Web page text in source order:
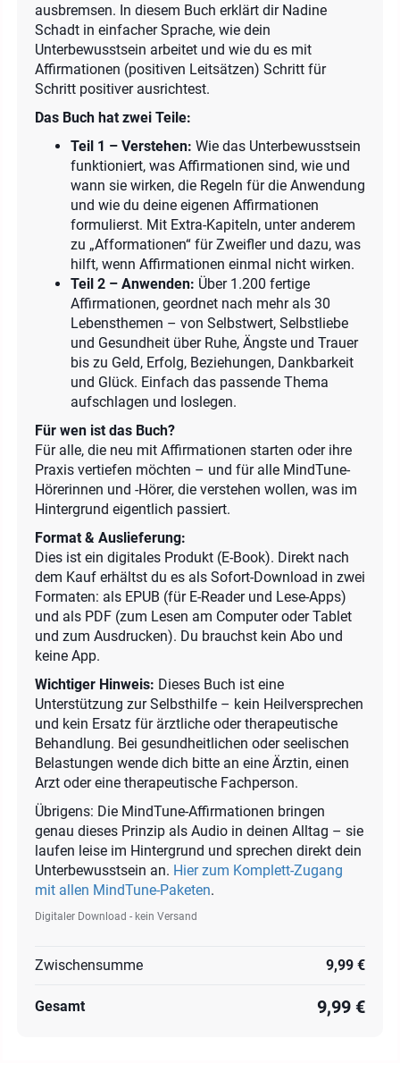
ausbremsen. In diesem Buch erklärt dir Nadine
Schadt in einfacher Sprache, wie dein
Unterbewusstsein arbeitet und wie du es mit
Affirmationen (positiven Leitsätzen) Schritt für
Schritt positiver ausrichtest.
Das Buch hat zwei Teile:
Teil 1 – Verstehen: Wie das Unterbewusstsein
funktioniert, was Affirmationen sind, wie und
wann sie wirken, die Regeln für die Anwendung
und wie du deine eigenen Affirmationen
formulierst. Mit Extra-Kapiteln, unter anderem
zu „Afformationen“ für Zweifler und dazu, was
hilft, wenn Affirmationen einmal nicht wirken.
Teil 2 – Anwenden: Über 1.200 fertige
Affirmationen, geordnet nach mehr als 30
Lebensthemen – von Selbstwert, Selbstliebe
und Gesundheit über Ruhe, Ängste und Trauer
bis zu Geld, Erfolg, Beziehungen, Dankbarkeit
und Glück. Einfach das passende Thema
aufschlagen und loslegen.
Für wen ist das Buch?
Für alle, die neu mit Affirmationen starten oder ihre
Praxis vertiefen möchten – und für alle MindTune-
Hörerinnen und -Hörer, die verstehen wollen, was im
Hintergrund eigentlich passiert.
Format & Auslieferung:
Dies ist ein digitales Produkt (E-Book). Direkt nach
dem Kauf erhältst du es als Sofort-Download in zwei
Formaten: als EPUB (für E-Reader und Lese-Apps)
und als PDF (zum Lesen am Computer oder Tablet
und zum Ausdrucken). Du brauchst kein Abo und
keine App.
Wichtiger Hinweis: Dieses Buch ist eine
Unterstützung zur Selbsthilfe – kein Heilversprechen
und kein Ersatz für ärztliche oder therapeutische
Behandlung. Bei gesundheitlichen oder seelischen
Belastungen wende dich bitte an eine Ärztin, einen
Arzt oder eine therapeutische Fachperson.
Übrigens: Die MindTune-Affirmationen bringen
genau dieses Prinzip als Audio in deinen Alltag – sie
laufen leise im Hintergrund und sprechen direkt dein
Unterbewusstsein an. Hier zum Komplett-Zugang
mit allen MindTune-Paketen.
Digitaler Download - kein Versand
Zwischensumme 9,99 €
Gesamt 9,99 €